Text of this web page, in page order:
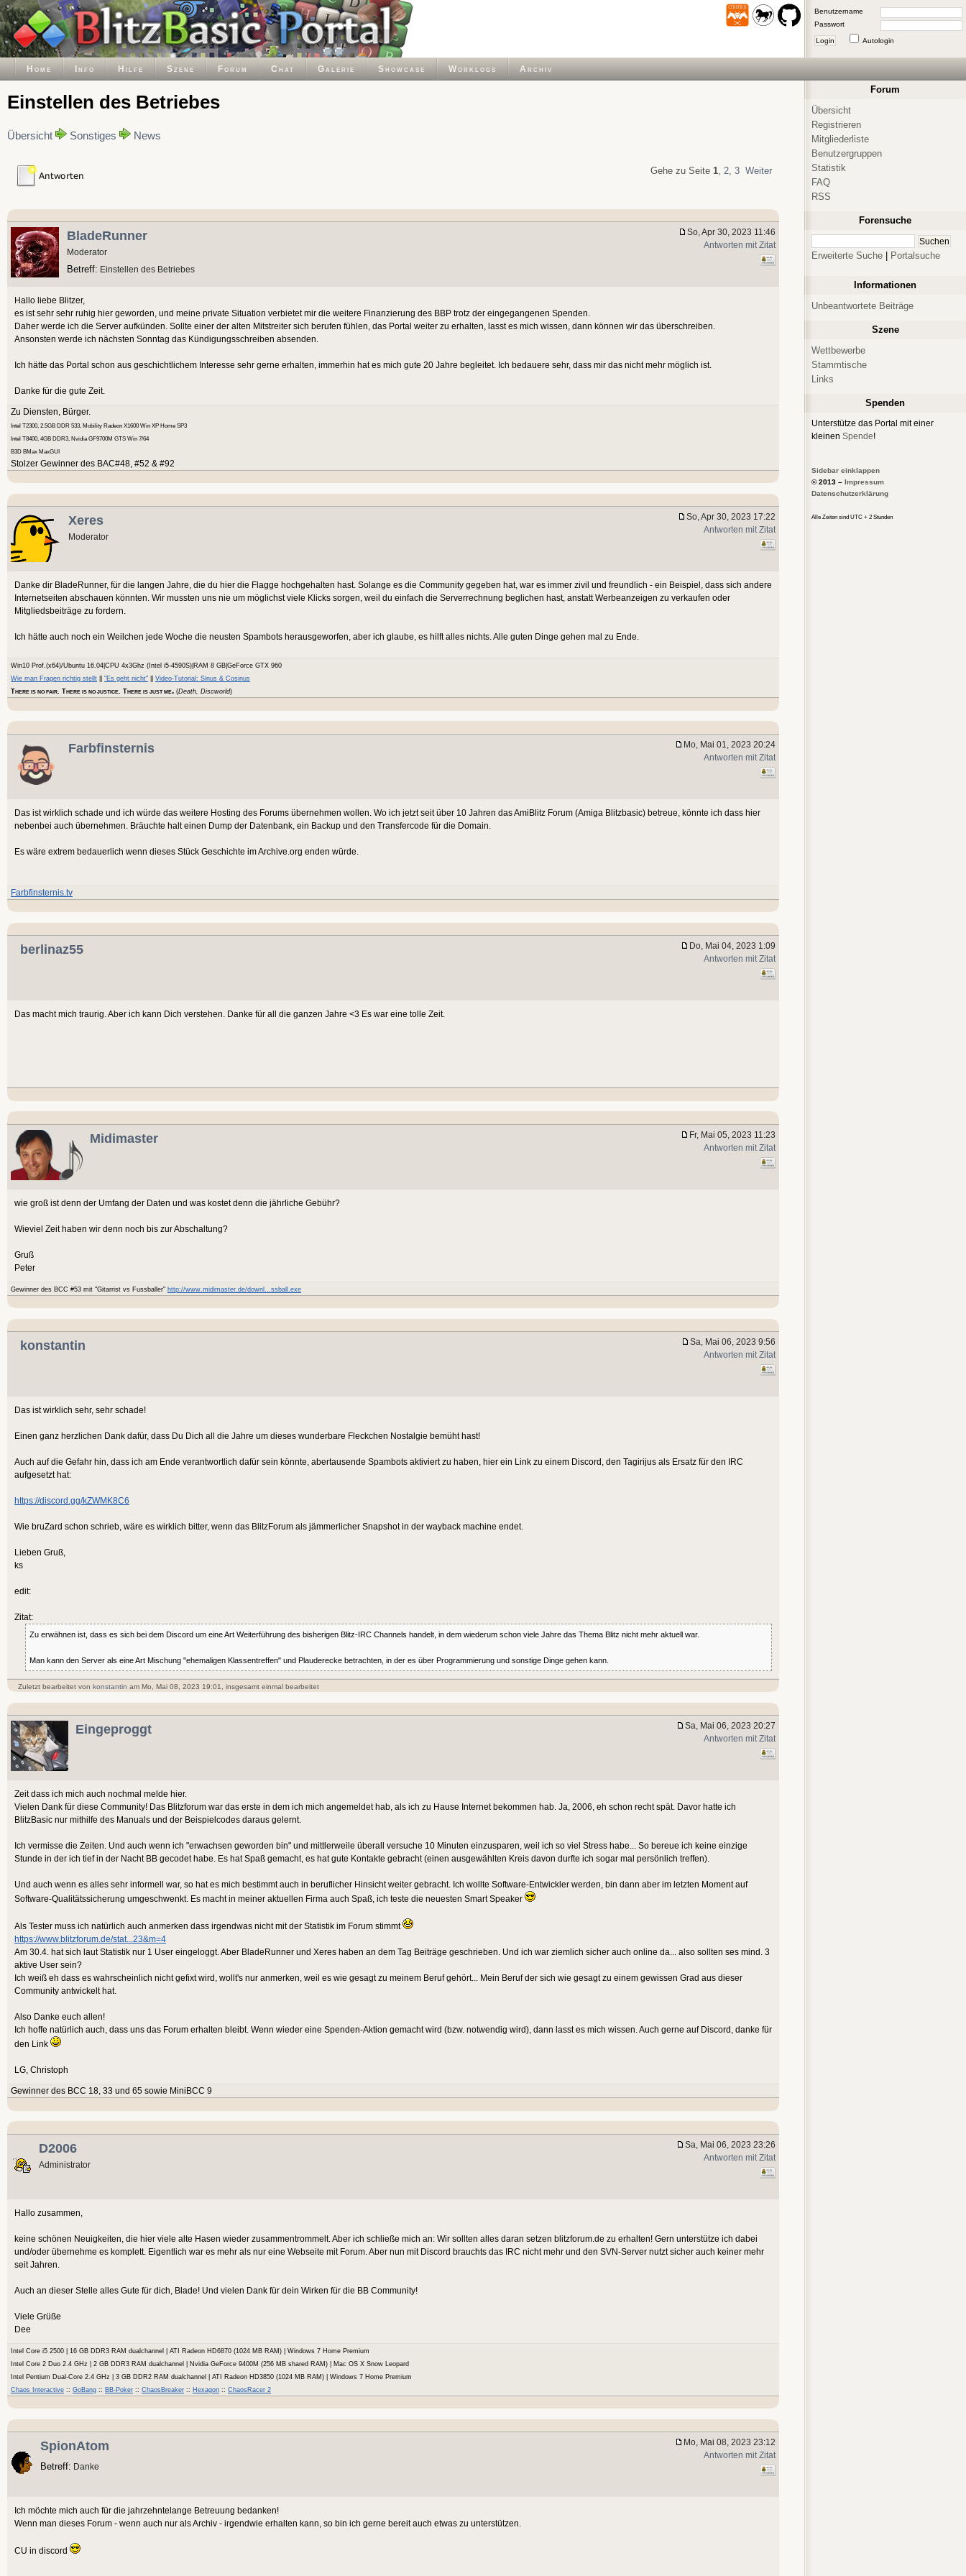
Benutzername
Passwort
Login Autologin
Home Info Hilfe Szene Forum Chat Galerie Showcase Worklogs Archiv
Einstellen des Betriebes
Übersicht Sonstiges News
Gehe zu Seite 1, 2, 3 Weiter
BladeRunner
Moderator
Betreff: Einstellen des Betriebes
So, Apr 30, 2023 11:46
Antworten mit Zitat
Hallo liebe Blitzer,
es ist sehr sehr ruhig hier geworden, und meine private Situation verbietet mir die weitere Finanzierung des BBP trotz der eingegangenen Spenden.
Daher werde ich die Server aufkünden. Sollte einer der alten Mitstreiter sich berufen fühlen, das Portal weiter zu erhalten, lasst es mich wissen, dann können wir das überschreiben.
Ansonsten werde ich nächsten Sonntag das Kündigungsschreiben absenden.
Ich hätte das Portal schon aus geschichtlichem Interesse sehr gerne erhalten, immerhin hat es mich gute 20 Jahre begleitet. Ich bedauere sehr, dass mir das nicht mehr möglich ist.
Danke für die gute Zeit.
Zu Diensten, Bürger.
Intel T2300, 2.5GB DDR 533, Mobility Radeon X1600 Win XP Home SP3
Intel T8400, 4GB DDR3, Nvidia GF9700M GTS Win 7/64
B3D BMax MaxGUI
Stolzer Gewinner des BAC#48, #52 & #92
Xeres
Moderator
So, Apr 30, 2023 17:22
Antworten mit Zitat
Danke dir BladeRunner, für die langen Jahre, die du hier die Flagge hochgehalten hast. Solange es die Community gegeben hat, war es immer zivil und freundlich - ein Beispiel, dass sich andere
Internetseiten abschauen könnten. Wir mussten uns nie um möglichst viele Klicks sorgen, weil du einfach die Serverrechnung beglichen hast, anstatt Werbeanzeigen zu verkaufen oder
Mitgliedsbeiträge zu fordern.
Ich hätte auch noch ein Weilchen jede Woche die neusten Spambots herausgeworfen, aber ich glaube, es hilft alles nichts. Alle guten Dinge gehen mal zu Ende.
Win10 Prof.(x64)/Ubuntu 16.04|CPU 4x3Ghz (Intel i5-4590S)|RAM 8 GB|GeForce GTX 960
Wie man Fragen richtig stellt
"Es geht nicht"
Video-Tutorial: Sinus & Cosinus
THERE IS NO FAIR. THERE IS NO JUSTICE. THERE IS JUST ME. (Death, Discworld)
Farbfinsternis
Mo, Mai 01, 2023 20:24
Antworten mit Zitat
Das ist wirklich schade und ich würde das weitere Hosting des Forums übernehmen wollen. Wo ich jetzt seit über 10 Jahren das AmiBlitz Forum (Amiga Blitzbasic) betreue, könnte ich dass hier
nebenbei auch übernehmen. Bräuchte halt einen Dump der Datenbank, ein Backup und den Transfercode für die Domain.
Es wäre extrem bedauerlich wenn dieses Stück Geschichte im Archive.org enden würde.
Farbfinsternis.tv
berlinaz55
Do, Mai 04, 2023 1:09
Antworten mit Zitat
Das macht mich traurig. Aber ich kann Dich verstehen. Danke für all die ganzen Jahre <3 Es war eine tolle Zeit.
Midimaster
Fr, Mai 05, 2023 11:23
Antworten mit Zitat
wie groß ist denn der Umfang der Daten und was kostet denn die jährliche Gebühr?
Wieviel Zeit haben wir denn noch bis zur Abschaltung?
Gruß
Peter
Gewinner des BCC #53 mit "Gitarrist vs Fussballer" http://www.midimaster.de/downl...ssball.exe
konstantin
Sa, Mai 06, 2023 9:56
Antworten mit Zitat
Das ist wirklich sehr, sehr schade!
Einen ganz herzlichen Dank dafür, dass Du Dich all die Jahre um dieses wunderbare Fleckchen Nostalgie bemüht hast!
Auch auf die Gefahr hin, dass ich am Ende verantwortlich dafür sein könnte, abertausende Spambots aktiviert zu haben, hier ein Link zu einem Discord, den Tagirijus als Ersatz für den IRC
aufgesetzt hat:
https://discord.gg/kZWMK8C6
Wie bruZard schon schrieb, wäre es wirklich bitter, wenn das BlitzForum als jämmerlicher Snapshot in der wayback machine endet.
Lieben Gruß,
ks
edit:
Zitat:
Zu erwähnen ist, dass es sich bei dem Discord um eine Art Weiterführung des bisherigen Blitz-IRC Channels handelt, in dem wiederum schon viele Jahre das Thema Blitz nicht mehr aktuell war.
Man kann den Server als eine Art Mischung "ehemaligen Klassentreffen" und Plauderecke betrachten, in der es über Programmierung und sonstige Dinge gehen kann.
Zuletzt bearbeitet von konstantin am Mo, Mai 08, 2023 19:01, insgesamt einmal bearbeitet
Eingeproggt
Sa, Mai 06, 2023 20:27
Antworten mit Zitat
Zeit dass ich mich auch nochmal melde hier.
Vielen Dank für diese Community! Das Blitzforum war das erste in dem ich mich angemeldet hab, als ich zu Hause Internet bekommen hab. Ja, 2006, eh schon recht spät. Davor hatte ich
BlitzBasic nur mithilfe des Manuals und der Beispielcodes daraus gelernt.
Ich vermisse die Zeiten. Und auch wenn ich "erwachsen geworden bin" und mittlerweile überall versuche 10 Minuten einzusparen, weil ich so viel Stress habe... So bereue ich keine einzige
Stunde in der ich tief in der Nacht BB gecodet habe. Es hat Spaß gemacht, es hat gute Kontakte gebracht (einen ausgewählten Kreis davon durfte ich sogar mal persönlich treffen).
Und auch wenn es alles sehr informell war, so hat es mich bestimmt auch in beruflicher Hinsicht weiter gebracht. Ich wollte Software-Entwickler werden, bin dann aber im letzten Moment auf
Software-Qualitätssicherung umgeschwenkt. Es macht in meiner aktuellen Firma auch Spaß, ich teste die neuesten Smart Speaker
Als Tester muss ich natürlich auch anmerken dass irgendwas nicht mit der Statistik im Forum stimmt
https://www.blitzforum.de/stat...23&m=4
Am 30.4. hat sich laut Statistik nur 1 User eingeloggt. Aber BladeRunner und Xeres haben an dem Tag Beiträge geschrieben. Und ich war ziemlich sicher auch online da... also sollten ses mind. 3
aktive User sein?
Ich weiß eh dass es wahrscheinlich nicht gefixt wird, wollt's nur anmerken, weil es wie gesagt zu meinem Beruf gehört... Mein Beruf der sich wie gesagt zu einem gewissen Grad aus dieser
Community antwickelt hat.
Also Danke euch allen!
Ich hoffe natürlich auch, dass uns das Forum erhalten bleibt. Wenn wieder eine Spenden-Aktion gemacht wird (bzw. notwendig wird), dann lasst es mich wissen. Auch gerne auf Discord, danke für
den Link
LG, Christoph
Gewinner des BCC 18, 33 und 65 sowie MiniBCC 9
D2006
Administrator
Sa, Mai 06, 2023 23:26
Antworten mit Zitat
Hallo zusammen,
keine schönen Neuigkeiten, die hier viele alte Hasen wieder zusammentrommelt. Aber ich schließe mich an: Wir sollten alles daran setzen blitzforum.de zu erhalten! Gern unterstütze ich dabei
und/oder übernehme es komplett. Eigentlich war es mehr als nur eine Webseite mit Forum. Aber nun mit Discord brauchts das IRC nicht mehr und den SVN-Server nutzt sicher auch keiner mehr
seit Jahren.
Auch an dieser Stelle alles Gute für dich, Blade! Und vielen Dank für dein Wirken für die BB Community!
Viele Grüße
Dee
Intel Core i5 2500 | 16 GB DDR3 RAM dualchannel | ATI Radeon HD6870 (1024 MB RAM) | Windows 7 Home Premium
Intel Core 2 Duo 2.4 GHz | 2 GB DDR3 RAM dualchannel | Nvidia GeForce 9400M (256 MB shared RAM) | Mac OS X Snow Leopard
Intel Pentium Dual-Core 2.4 GHz | 3 GB DDR2 RAM dualchannel | ATI Radeon HD3850 (1024 MB RAM) | Windows 7 Home Premium
Chaos Interactive :: GoBang :: BB-Poker :: ChaosBreaker :: Hexagon :: ChaosRacer 2
SpionAtom
Betreff: Danke
Mo, Mai 08, 2023 23:12
Antworten mit Zitat
Ich möchte mich auch für die jahrzehntelange Betreuung bedanken!
Wenn man dieses Forum - wenn auch nur als Archiv - irgendwie erhalten kann, so bin ich gerne bereit auch etwas zu unterstützen.
CU in discord
Forum
Übersicht
Registrieren
Mitgliederliste
Benutzergruppen
Statistik
FAQ
RSS
Forensuche
Erweiterte Suche Portalsuche
Informationen
Unbeantwortete Beiträge
Szene
Wettbewerbe
Stammtische
Links
Spenden
Unterstütze das Portal mit einer
kleinen Spende!
Sidebar einklappen
© 2013 – Impressum
Datenschutzerklärung
Alle Zeiten sind UTC + 2 Stunden